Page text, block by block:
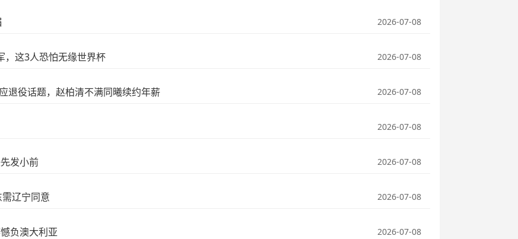
2026-07-08
，这3人恐怕无缘世界杯 2026-07-08
退役话题，赵柏清不满同曦续约年薪 2026-07-08
2026-07-08
发小前 2026-07-08
辽宁同意 2026-07-08
负澳大利亚 2026-07-08